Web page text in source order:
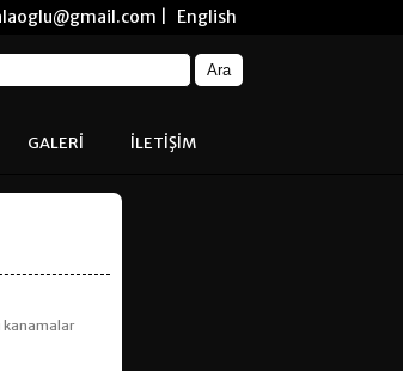
| English
GALERİ İLETİŞİM
kanamalar